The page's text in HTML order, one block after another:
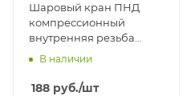
Шаровый кран ПНД
компрессионный
внутренняя резьба
1/2"х1/2" ДУ 20 мм Valfex
В наличии
188 руб./шт